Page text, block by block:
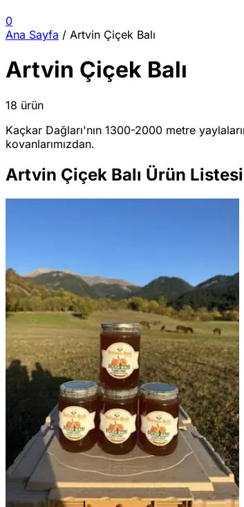
0
Ana Sayfa / Artvin Çiçek Balı
Artvin Çiçek Balı
18 ürün
Kaçkar Dağları'nın 1300-2000 metre
kovanlarımızdan.
Artvin Çiçek Balı Ürün